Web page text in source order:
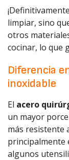
limpiar, sino
otros
cocinar, lo que
Diferencia
inoxidable
El acero
un mayor
más resistente
principalmente
algunos